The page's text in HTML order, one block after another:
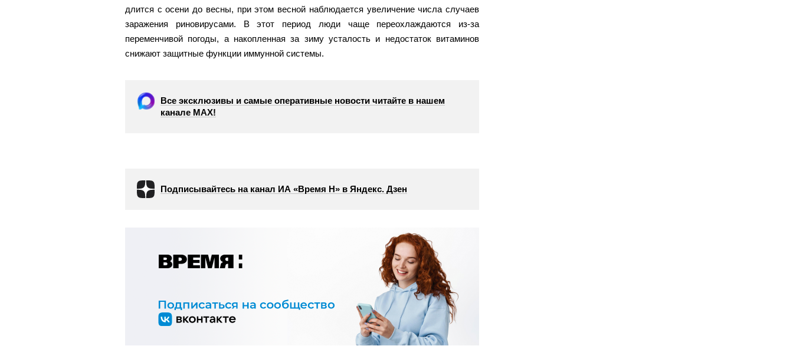
длится с осени до весны, при этом весной наблюдается увеличение числа случаев
заражения риновирусами. В этот период люди чаще переохлаждаются из-за
переменчивой погоды, а накопленная за зиму усталость и недостаток витаминов
снижают защитные функции иммунной системы.
Все эксклюзивы и самые оперативные новости читайте в нашем
канале МАХ!
Подписывайтесь на канал ИА «Время Н» в Яндекс. Дзен